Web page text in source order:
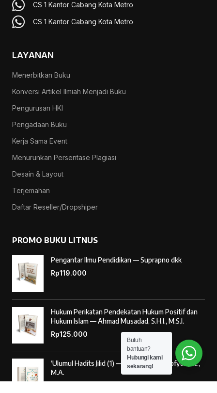
CS 1 Kantor Cabang Kota Metro
CS 1 Kantor Cabang Kota Metro
LAYANAN
Menerbitkan Buku
Konversi Artikel Ilmiah Menjadi Buku
Pengurusan HKI
Pengadaan Buku
Kerja Sama Event
Menurunkan Persentase Plagiasi
Desain & Layout
Terjemahan
Daftar Reseller/Dropshiper
PROMO BUKU LITNUS
Pengantar Ilmu Pendidikan — Suprapno dkk
Rp119.000
Hukum Perikatan Pendekatan Hukum Positif dan
Hukum Islam — Ahmad Musadad, S.H.I., M.S.I.
Rp125.000
‘Ulumul Hadits Jilid (1) — Dr. Nur Baety Sofyan, Lc.,
M.A.
Butuh
bantuan?
Hubungi kami
sekarang!